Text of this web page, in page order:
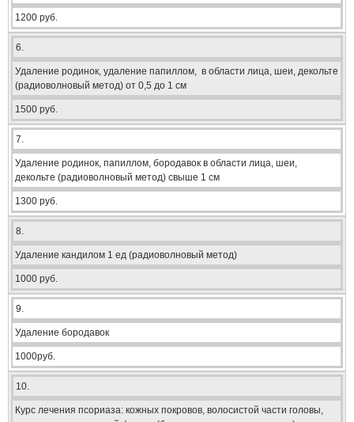
1200 руб.
6.
Удаление родинок, удаление папиллом, в области лица, шеи, декольте
(радиоволновый метод) от 0,5 до 1 см
1500 руб.
7.
Удаление родинок, папиллом, бородавок в области лица, шеи,
декольте (радиоволновый метод) свыше 1 см
1300 руб.
8.
Удаление кандилом 1 ед (радиоволновый метод)
1000 руб.
9.
Удаление бородавок
1000руб.
10.
Курс лечения псориаза: кожных покровов, волосистой части головы,